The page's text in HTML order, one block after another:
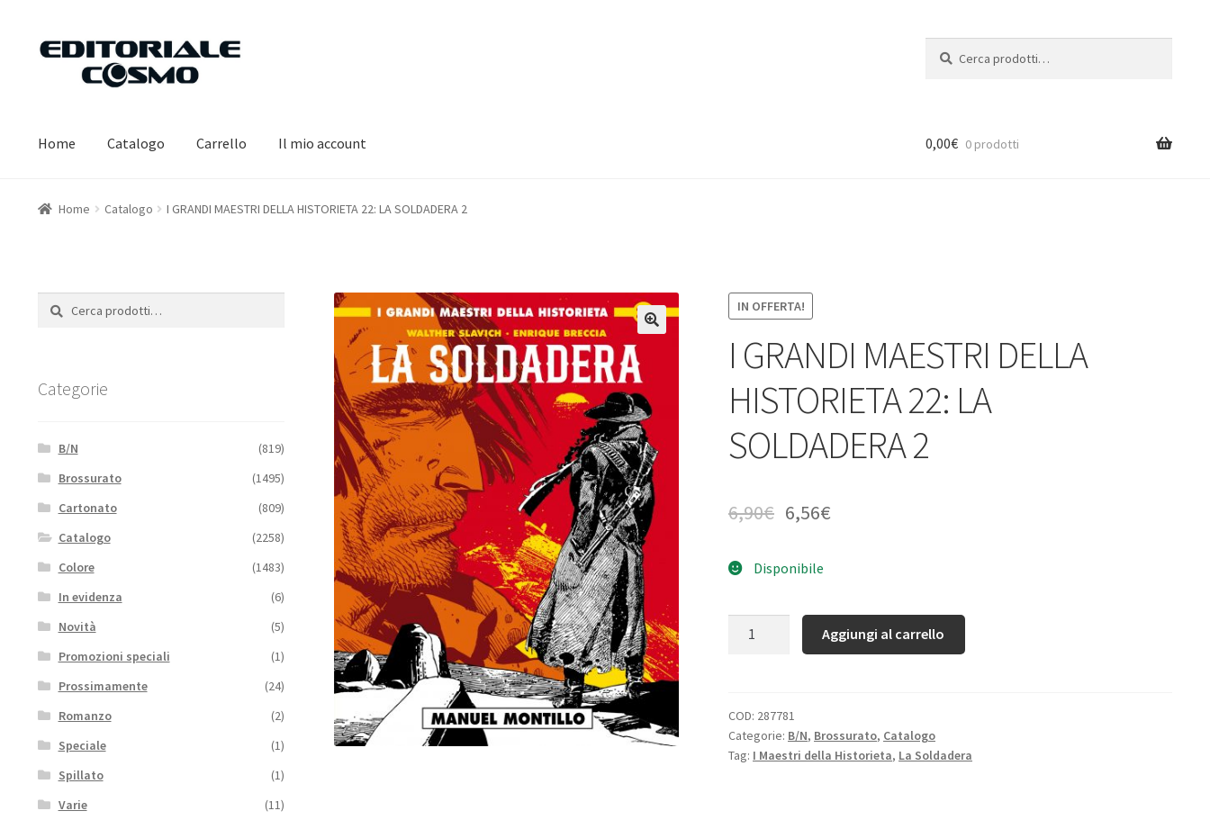
Vai
navigazione
Vai
Home Catalogo Carrello Il mio account 0,00€ 0 prodotti
Home Catalogo I GRANDI MAESTRI DELLA HISTORIETA 22: LA SOLDADERA 2
IN OFFERTA!
I GRANDI MAESTRI DELLA
HISTORIETA 22: LA
SOLDADERA 2
6,90€ 6,56€
Disponibile
Aggiungi al carrello
COD: 287781
Categorie: B/N, Brossurato, Catalogo
Tag: I Maestri della Historieta, La Soldadera
Cerca:
Cerca
Categorie
B/N
(819)
Brossurato
(1495)
Cartonato
(809)
Catalogo
(2258)
Colore
(1483)
In evidenza
(6)
Novità
(5)
Promozioni speciali
(1)
Prossimamente
(24)
Romanzo
(2)
Speciale
(1)
Spillato
(1)
Varie
(11)